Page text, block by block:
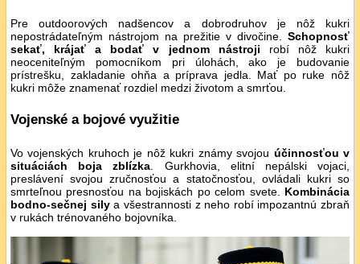
Pre outdoorových nadšencov a dobrodruhov je nôž kukri
nepostrádateľným nástrojom na prežitie v divočine. Schopnosť
sekať, krájať a bodať v jednom nástroji robí nôž kukri
neoceniteľným pomocníkom pri úlohách, ako je budovanie
prístrešku, zakladanie ohňa a príprava jedla. Mať po ruke nôž
kukri môže znamenať rozdiel medzi životom a smrťou.
Vojenské a bojové využitie
Vo vojenských kruhoch je nôž kukri známy svojou účinnosťou v
situáciách boja zblízka . Gurkhovia, elitní nepálski vojaci,
preslávení svojou zručnosťou a statočnosťou, ovládali kukri so
smrteľnou presnosťou na bojiskách po celom svete. Kombinácia
bodno-sečnej silya všestrannosti z neho robí impozantnú zbraň
v rukách trénovaného bojovníka.